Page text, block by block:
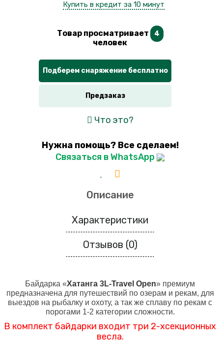
Купить в кредит за 10 минут
Товар просматривает 4
человек
Подберем снаряжение бесплатно
Предзаказ
Что это?
Нужна помощь? Все сделаем!
Связаться в WhatsApp
Описание
Характеристики
Отзывов (0)
Байдарка «Хатанга 3L-Travel Open» премиум
предназначена для путешествий по озерам и рекам, для
выездов на рыбалку и охоту, а так же сплаву по рекам с
порогами 1-2 категории сложности.
В комплект байдарки входит три 2-хсекционных
весла.